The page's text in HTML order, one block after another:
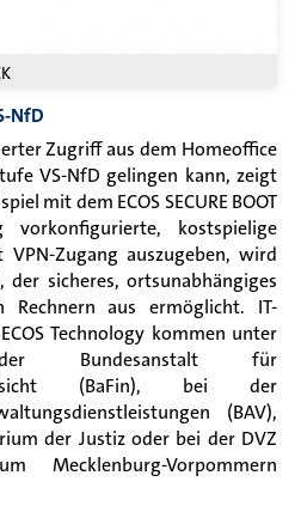
NfD
Zugriff aus dem Homeoffice
VS-NfD gelingen kann, zeigt
mit dem ECOS SECURE BOOT
vorkonfigurierte, kostspielige
Zugang auszugeben, wird
sicheres, ortsunabhängiges
Rechnern aus ermöglicht. IT-
Technology kommen unter
Bundesanstalt für
(BaFin), bei der
(BAV),
der Justiz oder bei der DVZ
Mecklenburg-Vorpommern